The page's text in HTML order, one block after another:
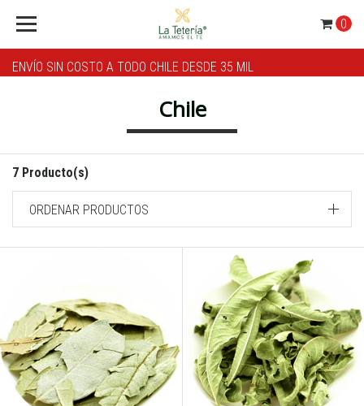
ENVÍO SIN COSTO A TODO CHILE DESDE 35 MIL
0
Chile
7 Producto(s)
ORDENAR PRODUCTOS